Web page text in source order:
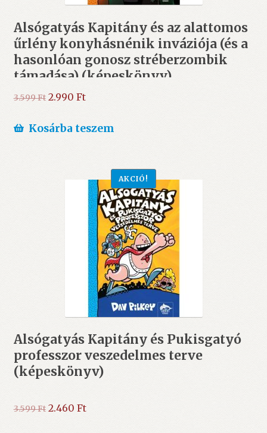
Alsógatyás Kapitány és az alattomos
űrlény konyhásnénik inváziója (és a
hasonlóan gonosz stréberzombik
támadása) (képeskönyv)
3.599Ft Original
was:
2.990 FtCurrent
is:
Kosárba teszem
Alsógatyás Kapitány és Pukisgatyó
professzor veszedelmes terve
(képeskönyv)
AKCIÓ!
3.599Ft Original
2.460 FtCurrent